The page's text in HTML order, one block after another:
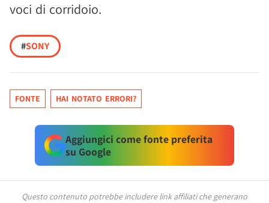
voci di corridoio.
#SONY
FONTE HAI NOTATO ERRORI?
Aggiungici come fonte preferita
su Google
Questo contenuto potrebbe includere link affiliati che generano